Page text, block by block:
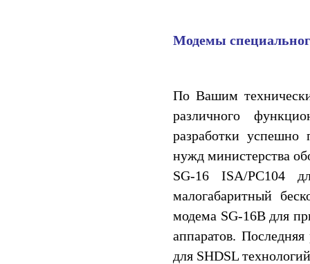
Модемы
По Вашим
различного
разработки
нужд министерства
SG-16 ISA/PC104
малогабаритный
модема SG-16B для
аппаратов.
для SHDSL